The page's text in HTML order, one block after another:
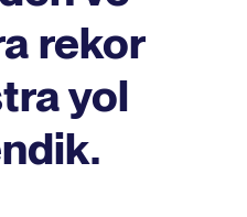
rekor
yol